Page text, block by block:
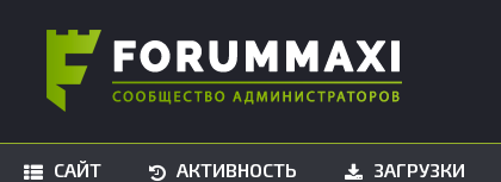
САЙТ АКТИВНОСТЬ ЗАГРУЗКИ